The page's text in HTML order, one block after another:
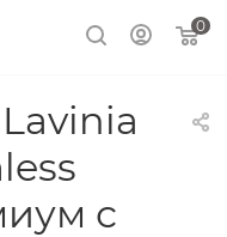
0
с